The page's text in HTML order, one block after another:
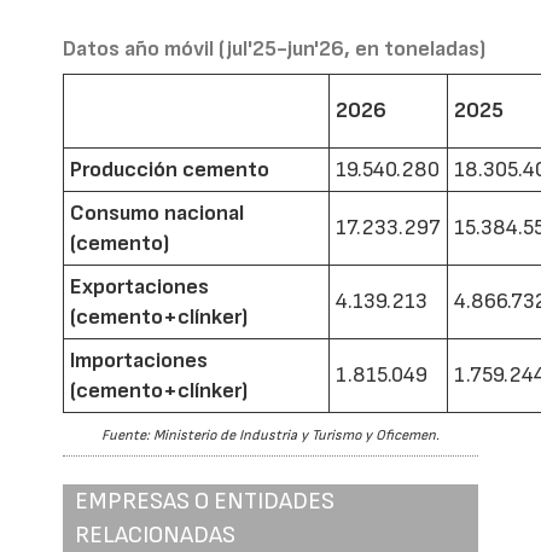
Datos año móvil (jul'25-jun'26, en toneladas)
2026 2025
Producción cemento 19.540.280
Consumo nacional
(cemento)
17.233.297
Exportaciones
(cemento+clínker)
4.139.213
Importaciones
(cemento+clínker)
1.815.049
Fuente: Ministerio de Industria y Turismo y Oficemen.
EMPRESAS O ENTIDADES
RELACIONADAS